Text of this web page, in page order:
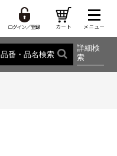
品番・品名検索
詳細検
索